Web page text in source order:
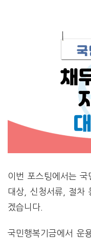
이번 포스팅에서는
대상, 신청서류, 절차
겠습니다.
국민행복기금에서 운